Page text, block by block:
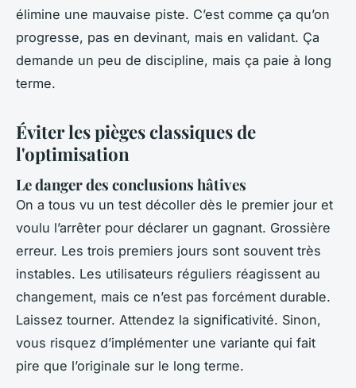
élimine une mauvaise piste. C’est comme ça qu’on
progresse, pas en devinant, mais en validant. Ça
demande un peu de discipline, mais ça paie à long
terme.
Éviter les pièges classiques de
l'optimisation
Le danger des conclusions hâtives
On a tous vu un test décoller dès le premier jour et
voulu l’arrêter pour déclarer un gagnant. Grossière
erreur. Les trois premiers jours sont souvent très
instables. Les utilisateurs réguliers réagissent au
changement, mais ce n’est pas forcément durable.
Laissez tourner. Attendez la significativité. Sinon,
vous risquez d’implémenter une variante qui fait
pire que l’originale sur le long terme.